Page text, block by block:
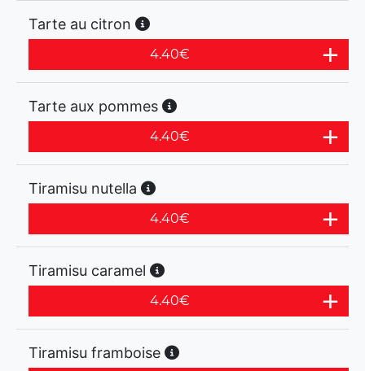
Tarte au citron
4.40€
Tarte aux pommes
4.40€
Tiramisu nutella
4.40€
Tiramisu caramel
4.40€
Tiramisu framboise